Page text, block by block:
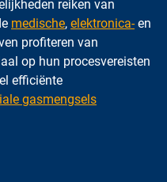
reiken van
medische, elektronica-en
profiteren van
op hun procesvereisten
efficiënte
gasmengsels